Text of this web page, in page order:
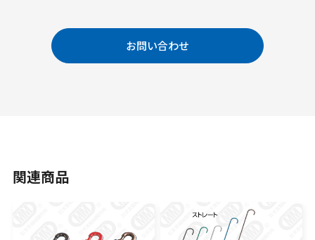
お問い合わせ
関連商品